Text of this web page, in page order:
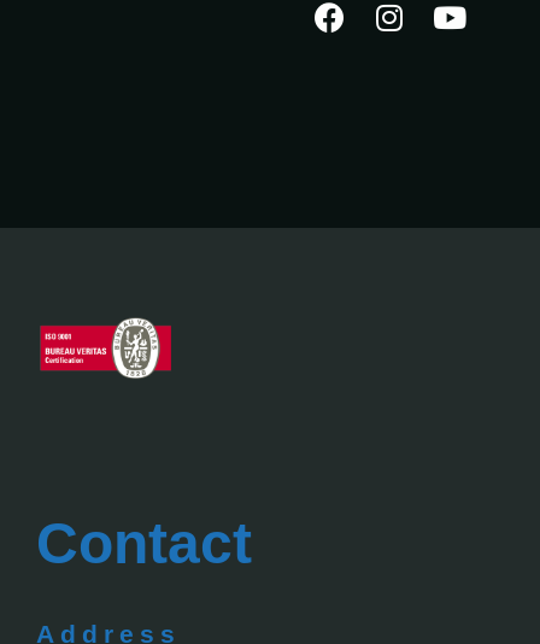
Contact
Address